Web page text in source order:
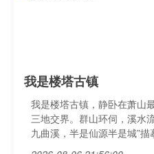
我是楼塔古镇
我是楼塔古镇，静卧在萧山
三地交界。群山环伺，溪水
九曲溪，半是仙源半是城”描